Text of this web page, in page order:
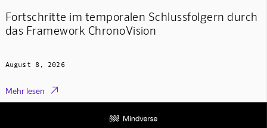
Fortschritte im temporalen Schlussfolgern durch
das Framework ChronoVision
August 8, 2026
Mehr lesen 